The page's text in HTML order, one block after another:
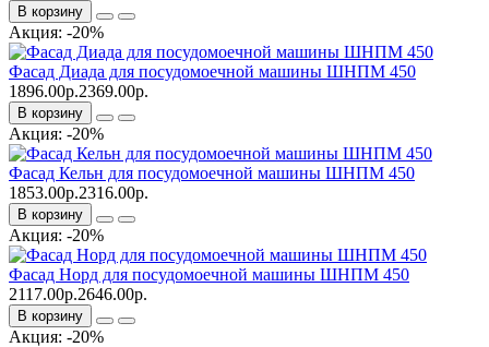
В корзину
Акция: -20%
Фасад Диада для посудомоечной машины ШНПМ 450
1896.00р.2369.00р.
В корзину
Акция: -20%
Фасад Кельн для посудомоечной машины ШНПМ 450
1853.00р.2316.00р.
В корзину
Акция: -20%
Фасад Норд для посудомоечной машины ШНПМ 450
2117.00р.2646.00р.
В корзину
Акция: -20%